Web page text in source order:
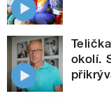
okolí.